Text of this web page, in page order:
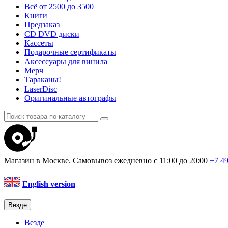
Всё от 2500 до 3500
Книги
Предзаказ
CD DVD диски
Кассеты
Подарочные сертификаты
Аксессуары для винила
Мерч
Тараканы!
LaserDisc
Оригинальные автографы
Магазин в Москве. Самовывоз ежедневно с 11:00 до 20:00 +7
English version
Везде
Везде